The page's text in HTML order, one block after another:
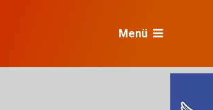
Menü